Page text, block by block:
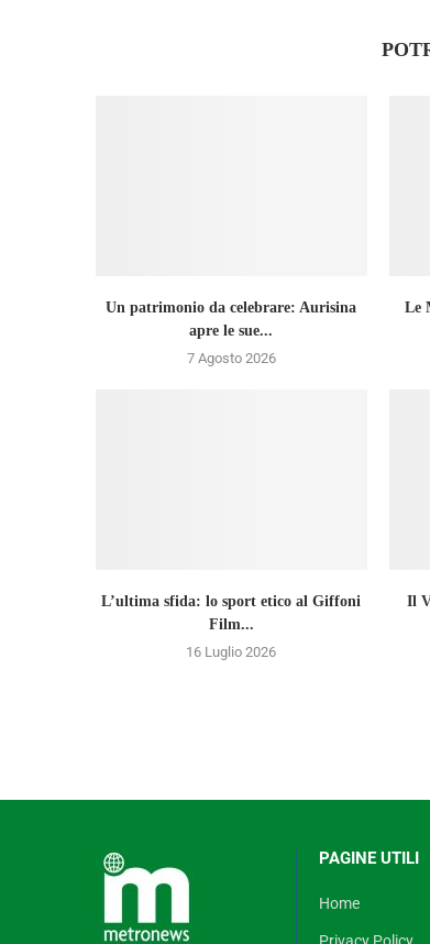
Un patrimonio da celebrare: Aurisina
apre le sue...
7 Agosto 2026
Le
L’ultima sfida: lo sport etico al Giffoni
Film...
16 Luglio 2026
Il
PAGINE UTILI
Home